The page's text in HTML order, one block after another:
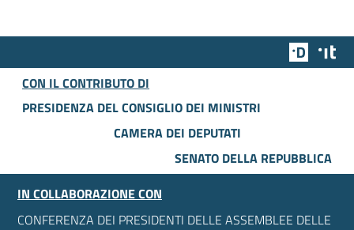
Team
CON IL CONTRIBUTO DI
PRESIDENZA DEL CONSIGLIO DEI MINISTRI
CAMERA DEI DEPUTATI
SENATO DELLA REPUBBLICA
IN COLLABORAZIONE CON
CONFERENZA DEI PRESIDENTI DELLE ASSEMBLEE DELLE